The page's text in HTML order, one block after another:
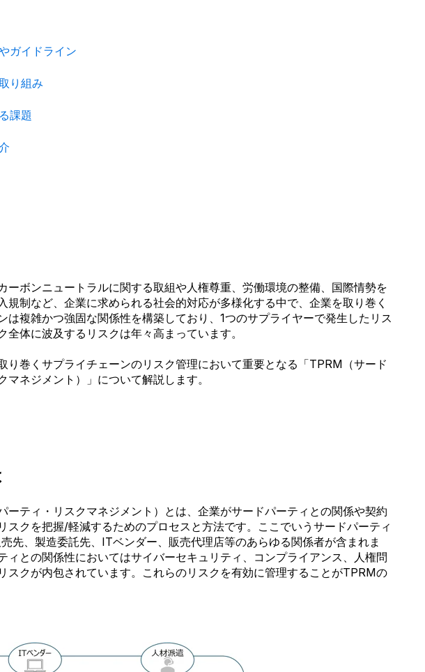
ガイドライン
り組み
課題
ーボンニュートラルに関する取組や人権尊重、労働環境の整備、国際情勢を
規制など、企業に求められる社会的対応が多様化する中で、企業を取り巻く
は複雑かつ強固な関係性を構築しており、 1つのサプライヤーで発生したリス
全体に波及する リスクは年々高まっています。
り巻くサプライチェーンのリスク管理において重要となる「TPRM（サード
マネジメント）」について解説します。
ーティ・リスクマネジメント） とは、企業がサードパーティとの関係や契約
スクを把握/軽減するためのプロセスと方法です。ここでいうサードパーティ
先、製造委託先、 ITベンダー、販売代理店等のあらゆる関係者が含まれま
ィとの関係性においてはサイバーセキュリティ、コンプライアンス、人権問
スクが内包されています。これらのリスクを有効に管理することがTPRMの